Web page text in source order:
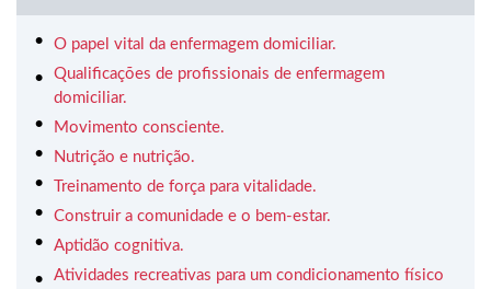
O papel vital da enfermagem domiciliar.
Qualificações de profissionais de enfermagem
domiciliar.
Movimento consciente.
Nutrição e nutrição.
Treinamento de força para vitalidade.
Construir a comunidade e o bem-estar.
Aptidão cognitiva.
Atividades recreativas para um condicionamento físico